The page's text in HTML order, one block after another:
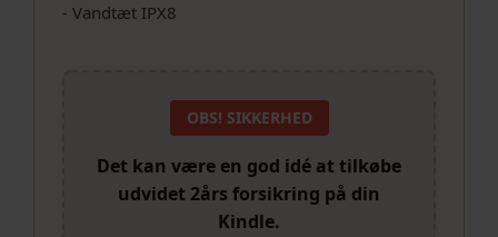
- Vandtæt IPX8
OBS! SIKKERHED
Det kan være en god idé at tilkøbe
udvidet 2års forsikring på din
Kindle.